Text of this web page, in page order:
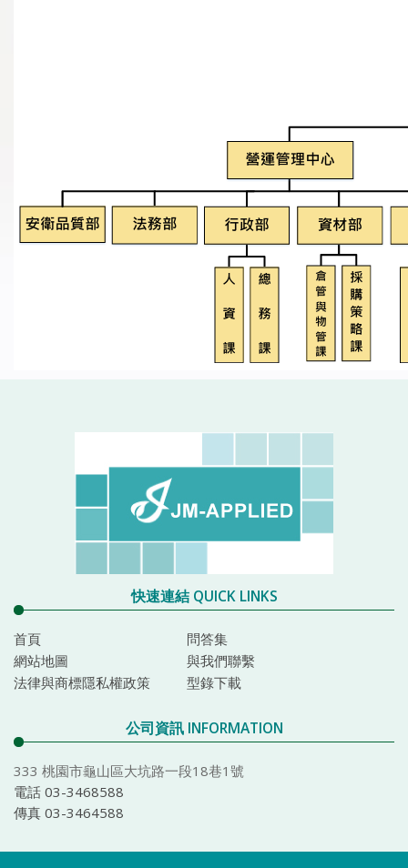
快速連結 QUICK LINKS
首頁
網站地圖
法律與商標隱私權政策
問答集
與我們聯繫
型錄下載
公司資訊 INFORMATION
333 桃園市龜山區大坑路一段18巷1號
電話 03-3468588
傳真 03-3464588